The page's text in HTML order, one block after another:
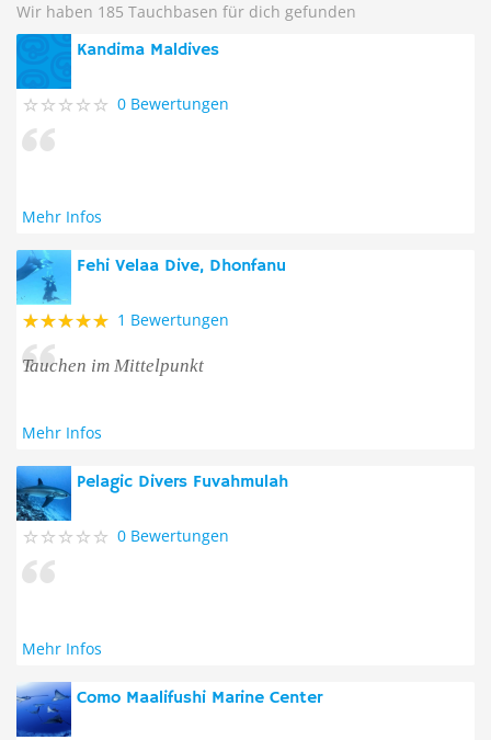
Wir haben 185 Tauchbasen für dich gefunden
Kandima Maldives
0 Bewertungen
Mehr Infos
Fehi Velaa Dive, Dhonfanu
1 Bewertungen
Tauchen im Mittelpunkt
Mehr Infos
Pelagic Divers Fuvahmulah
0 Bewertungen
Mehr Infos
Como Maalifushi Marine Center